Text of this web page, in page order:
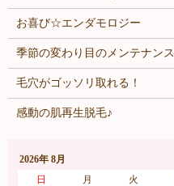
お喜び☆エンダモロジー
季節の変わり目のメンテナンス
毛穴がゴッソリ取れる！
感動の肌再生脱毛♪
2026年 8月
日
月 火